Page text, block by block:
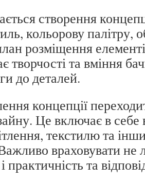
створення
кольорову палітру,
розміщення
творчості та вміння
до деталей.
концепції
Це включає в себе
текстилю та
враховувати
практичність та